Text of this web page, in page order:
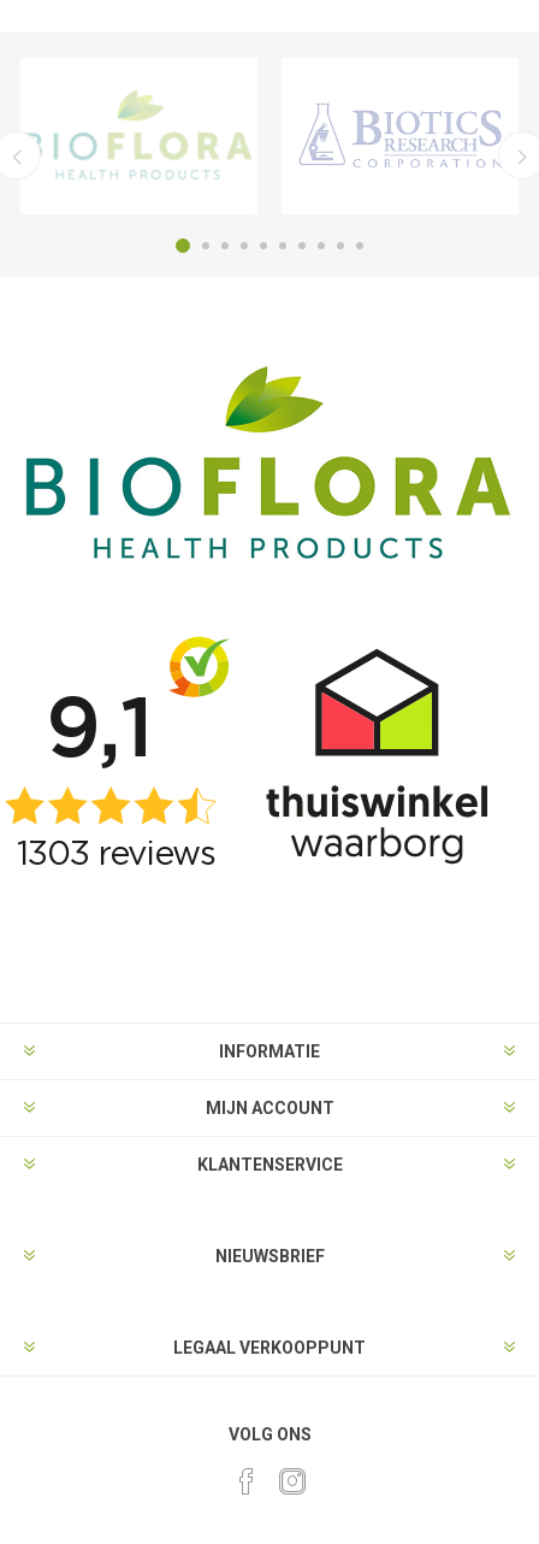
INFORMATIE
MIJN ACCOUNT
KLANTENSERVICE
NIEUWSBRIEF
LEGAAL VERKOOPPUNT
VOLG ONS